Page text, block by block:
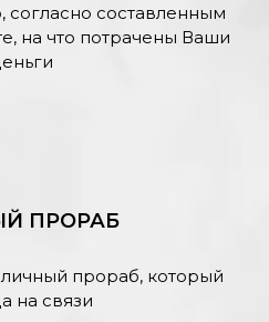
согласно составленным
на что потрачены Ваши
ПРОРАБ
прораб, который
на связи